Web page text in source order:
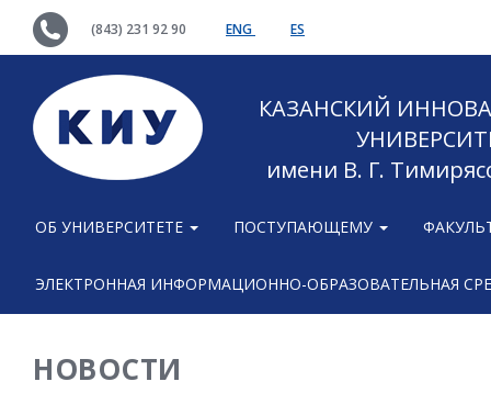
(843) 231 92 90 ENG ES
КАЗАНСКИЙ
имени В. Г.
ОБ УНИВЕРСИТЕТЕ ПОСТУПАЮЩЕМУ
ЭЛЕКТРОННАЯ ИНФОРМАЦИОННО-ОБРАЗОВАТЕЛЬНАЯ
НОВОСТИ